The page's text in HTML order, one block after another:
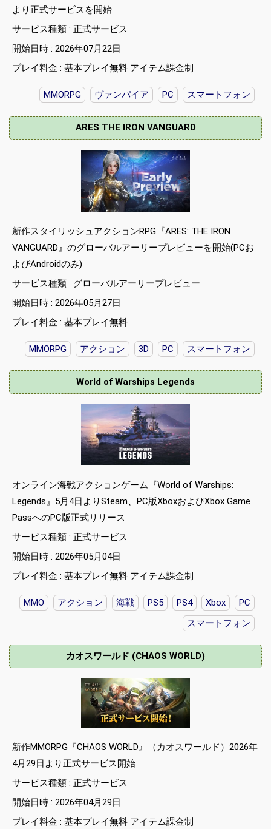
より正式サービスを開始
サービス種類 : 正式サービス
開始日時 : 2026年07月22日
プレイ料金 : 基本プレイ無料 アイテム課金制
MMORPG ヴァンパイア PC スマートフォン
ARES THE IRON VANGUARD
新作スタイリッシュアクションRPG『ARES: THE IRON
VANGUARD』のグローバルアーリープレビューを開始(PCお
よびAndroidのみ)
サービス種類 : グローバルアーリープレビュー
開始日時 : 2026年05月27日
プレイ料金 : 基本プレイ無料
MMORPG アクション 3D PC スマートフォン
World of Warships Legends
オンライン海戦アクションゲーム『World of Warships:
Legends』5月4日よりSteam、PC版XboxおよびXbox Game
PassへのPC版正式リリース
サービス種類 : 正式サービス
開始日時 : 2026年05月04日
プレイ料金 : 基本プレイ無料 アイテム課金制
MMO アクション 海戦 PS5 PS4 Xbox
PC
スマートフォン
カオスワールド (CHAOS WORLD)
新作MMORPG『CHAOS WORLD』（カオスワールド）2026年
4月29日より正式サービス開始
サービス種類 : 正式サービス
開始日時 : 2026年04月29日
プレイ料金 : 基本プレイ無料 アイテム課金制